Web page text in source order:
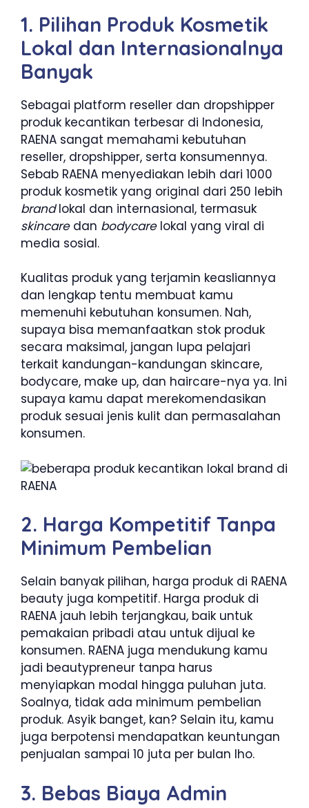
1. Pilihan Produk Kosmetik
Lokal dan Internasionalnya
Banyak
Sebagai platform reseller dan dropshipper
produk kecantikan terbesar di Indonesia,
RAENA sangat memahami kebutuhan
reseller, dropshipper, serta konsumennya.
Sebab RAENA menyediakan lebih dari 1000
produk kosmetik yang original dari 250 lebih
brandlokal dan internasional, termasuk
skincaredan bodycare lokal yang viral di
media sosial.
Kualitas produk yang terjamin keasliannya
dan lengkap tentu membuat kamu
memenuhi kebutuhan konsumen. Nah,
supaya bisa memanfaatkan stok produk
secara maksimal, jangan lupa pelajari
terkait kandungan-kandungan skincare,
bodycare, make up, dan haircare-nya ya. Ini
supaya kamu dapat merekomendasikan
produk sesuai jenis kulit dan permasalahan
konsumen.
2. Harga Kompetitif Tanpa
Minimum Pembelian
Selain banyak pilihan, harga produk di RAENA
beauty juga kompetitif. Harga produk di
RAENA jauh lebih terjangkau, baik untuk
pemakaian pribadi atau untuk dijual ke
konsumen. RAENA juga mendukung kamu
jadi beautypreneur tanpa harus
menyiapkan modal hingga puluhan juta.
Soalnya, tidak ada minimum pembelian
produk. Asyik banget, kan? Selain itu, kamu
juga berpotensi mendapatkan keuntungan
penjualan sampai 10 juta per bulan lho.
3. Bebas Biaya Admin